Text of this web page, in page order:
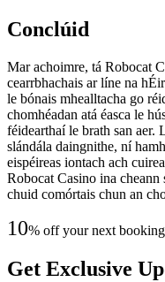
Conclúid
Mar achoimre, tá Robocat
cearrbhachais ar líne na
le bónais mhealltacha go
chomhéadan atá éasca le
féidearthaí le brath san aer.
slándála daingnithe, ní
eispéireas iontach ach
Robocat Casino ina
chuid comórtais chun an
10% off your next booking
Get Exclusive